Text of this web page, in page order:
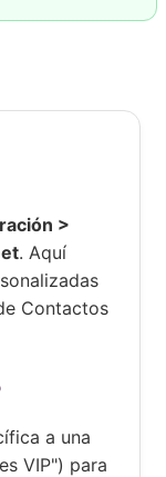
>
. Aquí
Contactos
a una
VIP") para